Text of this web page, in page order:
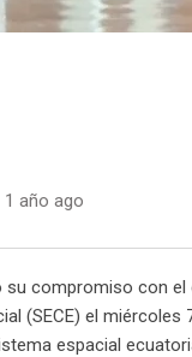
1 año ago
compromiso con
(SECE) el
espacial